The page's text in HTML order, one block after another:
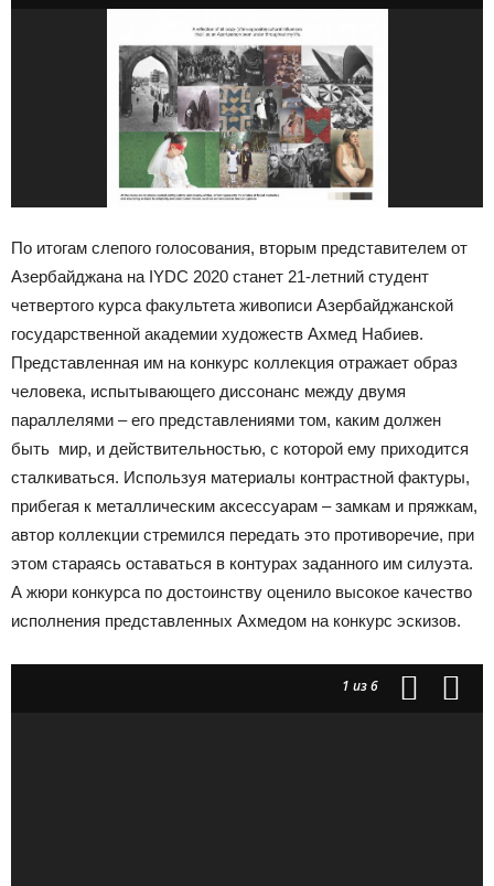
По итогам слепого голосования, вторым представителем от
Азербайджана на IYDC 2020 станет 21-летний студент
четвертого курса факультета живописи Азербайджанской
государственной академии художеств Ахмед Набиев.
Представленная им на конкурс коллекция отражает образ
человека, испытывающего диссонанс между двумя
параллелями – его представлениями том, каким должен
быть мир, и действительностью, с которой ему приходится
сталкиваться. Используя материалы контрастной фактуры,
прибегая к металлическим аксессуарам – замкам и пряжкам,
автор коллекции стремился передать это противоречие, при
этом стараясь оставаться в контурах заданного им силуэта.
А жюри конкурса по достоинству оценило высокое качество
исполнения представленных Ахмедом на конкурс эскизов.
1 из 6